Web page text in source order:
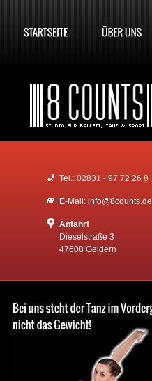
Tel.: 02831 - 97 72 26 8
E-Mail: info@8counts.de
Anfahrt
Dieselstraße 3
47608 Geldern